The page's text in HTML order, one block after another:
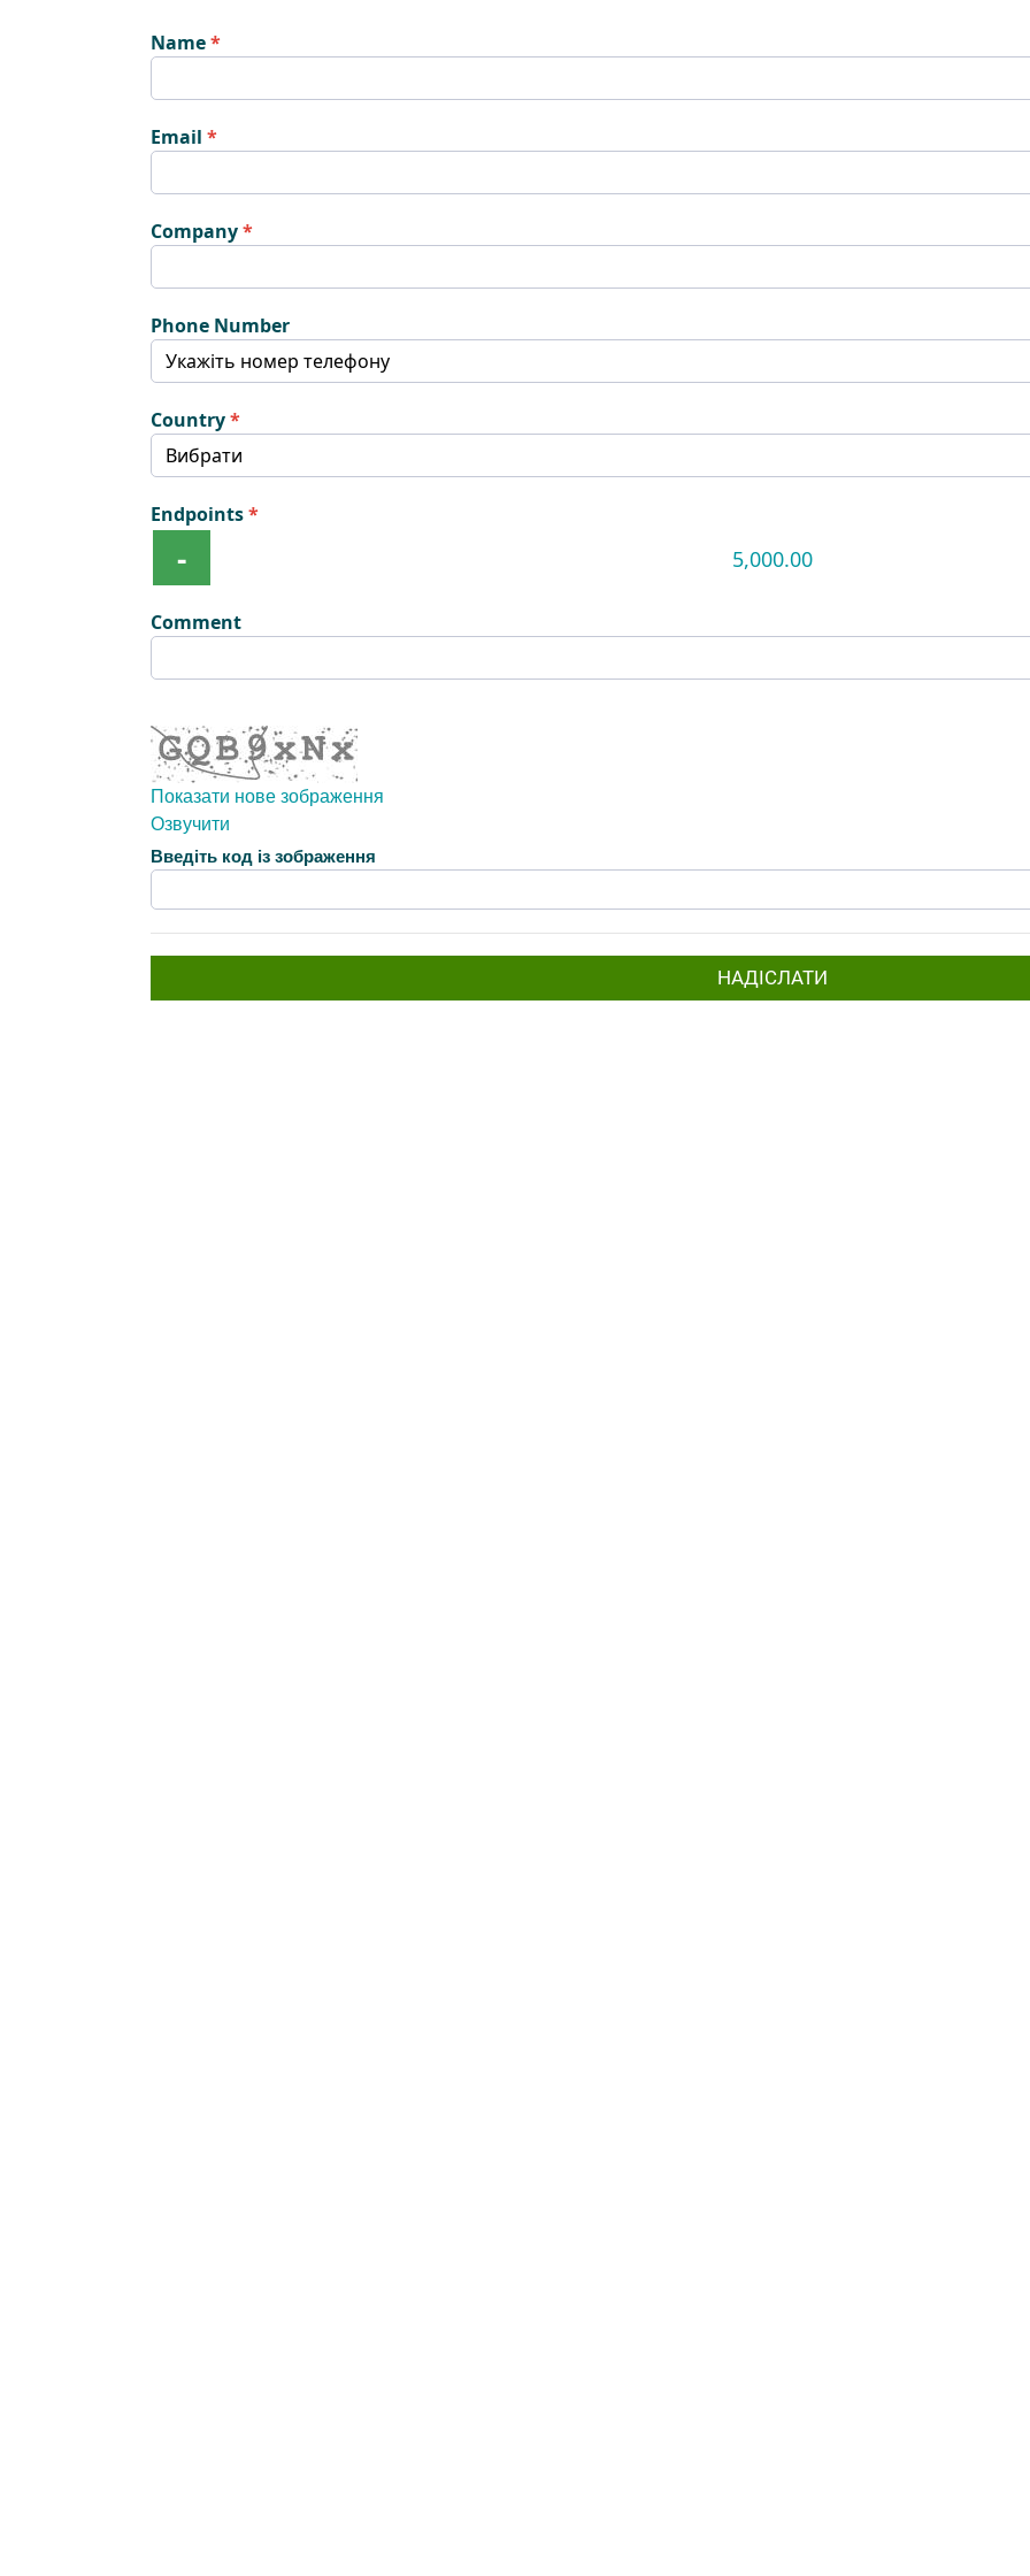
Name
Email
Company
Phone Number
Country
Endpoints
-
Comment
Показати нове зображення
Озвучити
Нове зображення готове
Введіть код із зображення